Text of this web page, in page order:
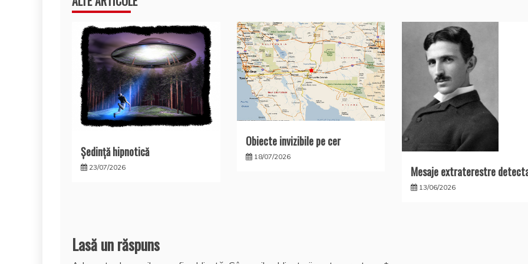
Şedinţă hipnotică
23/07/2026
Obiecte invizibile pe cer
18/07/2026
Mesaje extraterestre
13/06/2026
Lasă un răspuns